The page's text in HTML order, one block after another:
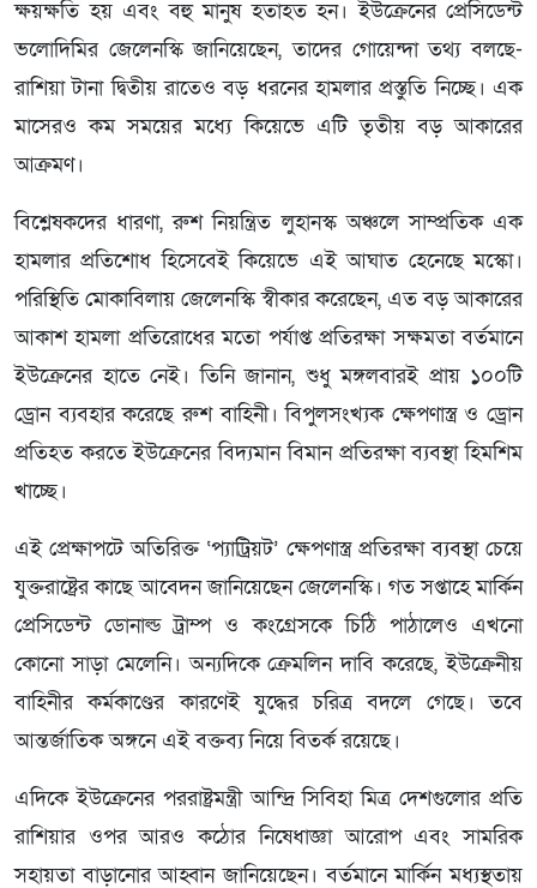
ক্ষয়ক্ষতি হয় এবং বহু মানুষ হতাহত হন। ইউক্রেনের প্রেসিডেন্ট
ভলোদিমির জেলেনস্কি জানিয়েছেন, তাদের গোয়েন্দা তথ্য বলছে-
রাশিয়া টানা দ্বিতীয় রাতেও বড় ধরনের হামলার প্রস্তুতি নিচ্ছে। এক
মাসেরও কম সময়ের মধ্যে কিয়েভে এটি তৃতীয় বড় আকারের
আক্রমণ।
বিশ্লেষকদের ধারণা, রুশ নিয়ন্ত্রিত লুহানস্ক অঞ্চলে সাম্প্রতিক এক
হামলার প্রতিশোধ হিসেবেই কিয়েভে এই আঘাত হেনেছে মস্কো।
পরিস্থিতি মোকাবিলায় জেলেনস্কি স্বীকার করেছেন, এত বড় আকারের
আকাশ হামলা প্রতিরোধের মতো পর্যাপ্ত প্রতিরক্ষা সক্ষমতা বর্তমানে
ইউক্রেনের হাতে নেই। তিনি জানান, শুধু মঙ্গলবারই প্রায় ১০০টি
ড্রোন ব্যবহার করেছে রুশ বাহিনী। বিপুলসংখ্যক ক্ষেপণাস্ত্র ও ড্রোন
প্রতিহত করতে ইউক্রেনের বিদ্যমান বিমান প্রতিরক্ষা ব্যবস্থা হিমশিম
খাচ্ছে।
এই প্রেক্ষাপটে অতিরিক্ত ‘প্যাট্রিয়ট’ ক্ষেপণাস্ত্র প্রতিরক্ষা ব্যবস্থা চেয়ে
যুক্তরাষ্ট্রের কাছে আবেদন জানিয়েছেন জেলেনস্কি। গত সপ্তাহে মার্কিন
প্রেসিডেন্ট ডোনাল্ড ট্রাম্প ও কংগ্রেসকে চিঠি পাঠালেও এখনো
কোনো সাড়া মেলেনি। অন্যদিকে ক্রেমলিন দাবি করেছে, ইউক্রেনীয়
বাহিনীর কর্মকাণ্ডের কারণেই যুদ্ধের চরিত্র বদলে গেছে। তবে
আন্তর্জাতিক অঙ্গনে এই বক্তব্য নিয়ে বিতর্ক রয়েছে।
এদিকে ইউক্রেনের পররাষ্ট্রমন্ত্রী আন্দ্রি সিবিহা মিত্র দেশগুলোর প্রতি
রাশিয়ার ওপর আরও কঠোর নিষেধাজ্ঞা আরোপ এবং সামরিক
সহায়তা বাড়ানোর আহ্বান জানিয়েছেন। বর্তমানে মার্কিন মধ্যস্থতায়